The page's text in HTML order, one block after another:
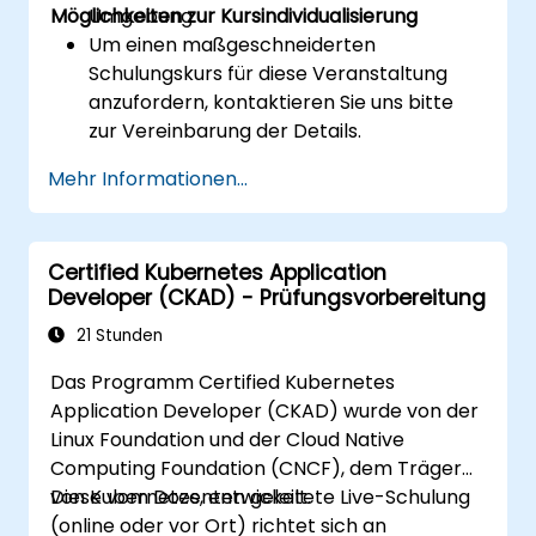
Umgebung.
Möglichkeiten zur Kursindividualisierung
Um einen maßgeschneiderten
Schulungskurs für diese Veranstaltung
anzufordern, kontaktieren Sie uns bitte
zur Vereinbarung der Details.
Zertifizierung finden Sie unter:
https://training.linuxfoundation.org/
kubernetes-administrator-cka
Mehr Informationen...
Certified Kubernetes Application
Developer (CKAD) - Prüfungsvorbereitung
21 Stunden
Das Programm Certified Kubernetes
Application Developer (CKAD) wurde von der
Linux Foundation und der Cloud Native
Computing Foundation (CNCF), dem Träger
von Kubernetes, entwickelt.
Diese vom Dozenten geleitete Live-Schulung
(online oder vor Ort) richtet sich an